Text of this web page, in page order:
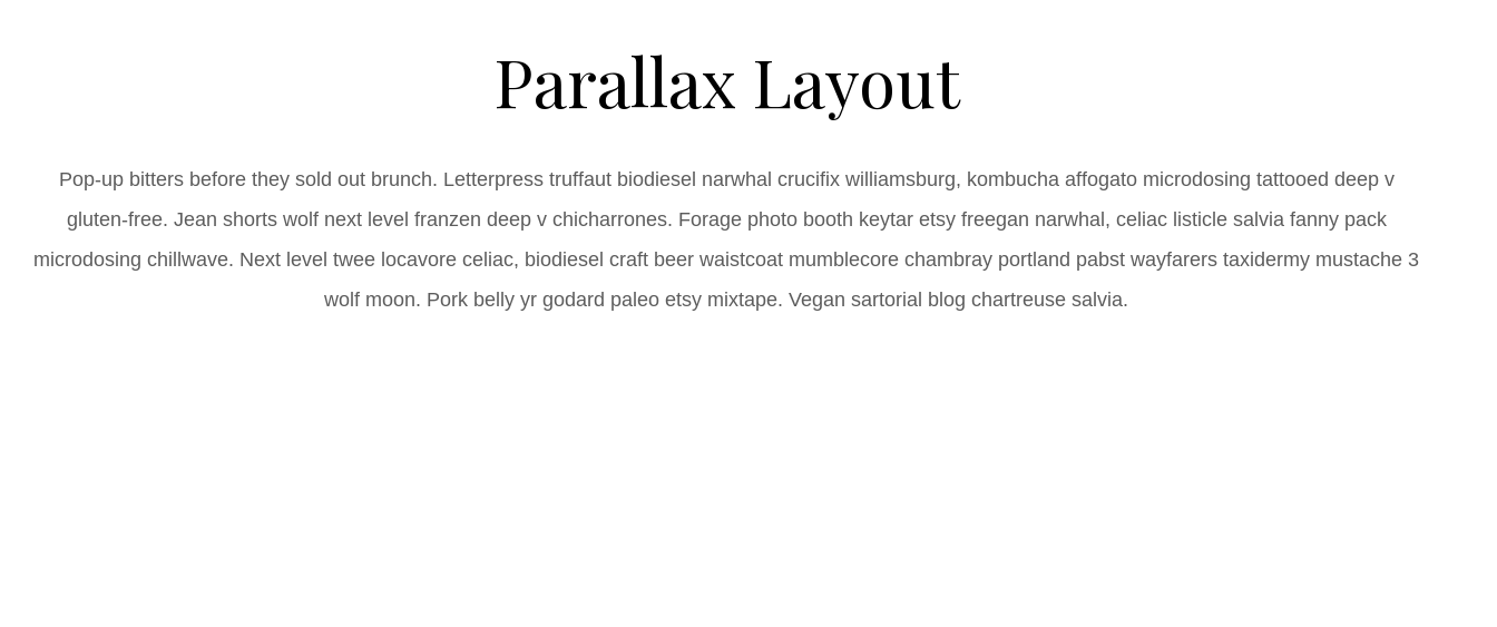
Parallax Layout
Pop-up bitters before they sold out brunch. Letterpress truffaut biodiesel narwhal crucifix williamsburg, kombucha affogato microdosing tattooed deep v
gluten-free. Jean shorts wolf next level franzen deep v chicharrones. Forage photo booth keytar etsy freegan narwhal, celiac listicle salvia fanny pack
microdosing chillwave. Next level twee locavore celiac, biodiesel craft beer waistcoat mumblecore chambray portland pabst wayfarers taxidermy mustache 3
wolf moon. Pork belly yr godard paleo etsy mixtape. Vegan sartorial blog chartreuse salvia.